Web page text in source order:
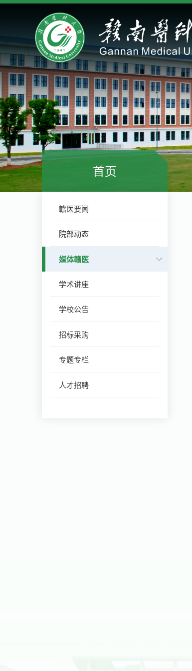
首页
赣医要闻
院部动态
媒体赣医
学术讲座
学校公告
招标采购
专题专栏
人才招聘